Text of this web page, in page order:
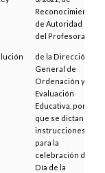
Reconocimiento
de Autoridad
del Profesorado
de la Dirección
General de
Ordenación y
Evaluación
Educativa, por la
que se dictan
instrucciones
para la
celebración del
Día de la